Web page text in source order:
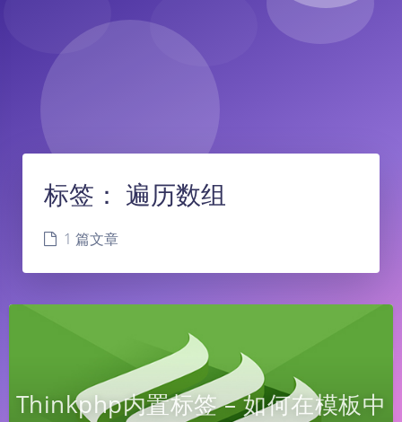
标签： 遍历数组
1 篇文章
Thinkphp内置标签 – 如何在模板中